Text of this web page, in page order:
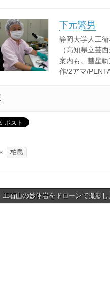
下元繁男
静岡大学人工
（高知県立芸
案内も。彗星
作/2アマ/
柏島
石山の妙体岩をドローンで撮影し